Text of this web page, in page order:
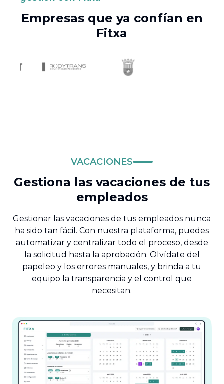
Empresas que ya confían en
Fitxa
VACACIONES
Gestiona las vacaciones de tus
empleados
Gestionar las vacaciones de tus empleados nunca
ha sido tan fácil. Con nuestra plataforma, puedes
automatizar y centralizar todo el proceso, desde
la solicitud hasta la aprobación. Olvídate del
papeleo y los errores manuales, y brinda a tu
equipo la transparencia y el control que
necesitan.